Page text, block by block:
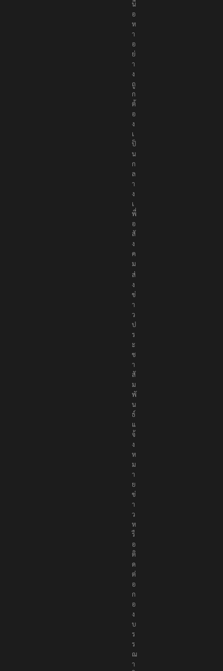
เ
นื้
อ
ห
า
อ
ย่
า
ง
ถู
ก
ต้
อ
ง
เ
ป็
น
ก
ล
า
ง
เ
พื่
อ
สั
ง
ค
ม
ส่
ง
ข่
า
ว
ป
ร
ะ
ช
า
สั
ม
พั
น
ธ์
แ
จ้
ง
ห
ม
า
ย
ข่
า
ว
ห
รื
อ
ติ
ด
ต่
อ
ก
อ
ง
บ
ร
ร
ณ